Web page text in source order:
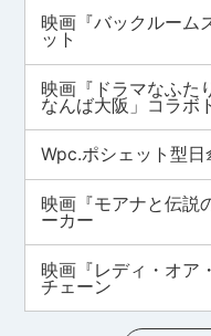
映画『バックルーム
ット
映画『ドラマなふた
なんば大阪」コラボ
Wpc.ポシェット型
映画『モアナと伝説
ーカー
映画『レディ・オア
チェーン